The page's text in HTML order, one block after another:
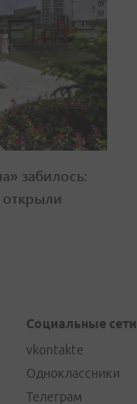
забилось:
Социальные сети
vkontakte
Одноклассники
Телеграм